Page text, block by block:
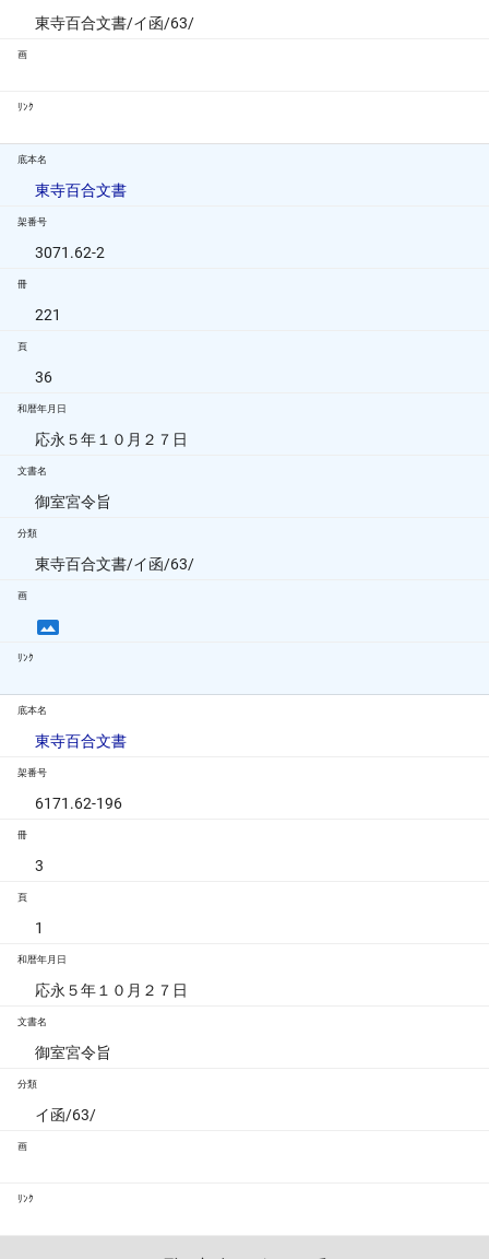
東寺百合文書/イ函/63/
画
ﾘﾝｸ
底本名
東寺百合文書
架番号
3071.62-2
冊
221
頁
36
和暦年月日
応永５年１０月２７日
文書名
御室宮令旨
分類
東寺百合文書/イ函/63/
画
ﾘﾝｸ
底本名
東寺百合文書
架番号
6171.62-196
冊
3
頁
1
和暦年月日
応永５年１０月２７日
文書名
御室宮令旨
分類
イ函/63/
画
ﾘﾝｸ